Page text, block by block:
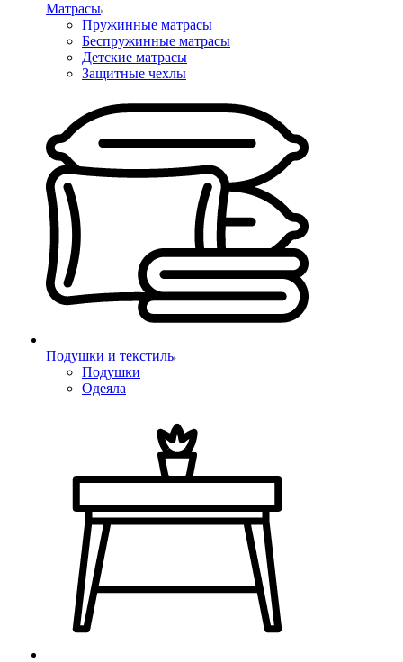
Матрасы
Пружинные матрасы
Беспружинные матрасы
Детские матрасы
Защитные чехлы
Подушки и текстиль
Подушки
Одеяла